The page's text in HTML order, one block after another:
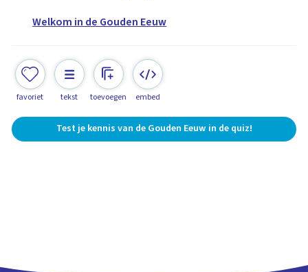
Welkom in de Gouden Eeuw
favoriet tekst toevoegen embed
Test je kennis van de Gouden Eeuw in de quiz!